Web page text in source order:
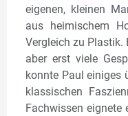
eigenen, kleinen
aus heimischem
Vergleich zu Plastik.
aber erst viele
konnte Paul einiges
klassischen
Fachwissen eignete